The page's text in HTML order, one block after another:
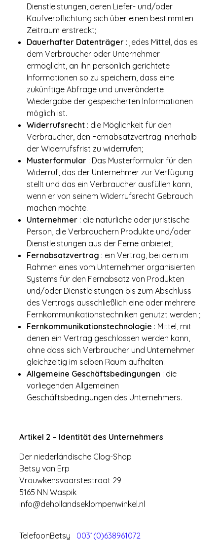
Dienstleistungen, deren Liefer- und/oder
Kaufverpflichtung sich über einen bestimmten
Zeitraum erstreckt;
Dauerhafter Datenträger : jedes Mittel, das es
dem Verbraucher oder Unternehmer
ermöglicht, an ihn persönlich gerichtete
Informationen so zu speichern, dass eine
zukünftige Abfrage und unveränderte
Wiedergabe der gespeicherten Informationen
möglich ist.
Widerrufsrecht : die Möglichkeit für den
Verbraucher, den Fernabsatzvertrag innerhalb
der Widerrufsfrist zu widerrufen;
Musterformular : Das Musterformular für den
Widerruf, das der Unternehmer zur Verfügung
stellt und das ein Verbraucher ausfüllen kann,
wenn er von seinem Widerrufsrecht Gebrauch
machen möchte.
Unternehmer : die natürliche oder juristische
Person, die Verbrauchern Produkte und/oder
Dienstleistungen aus der Ferne anbietet;
Fernabsatzvertrag : ein Vertrag, bei dem im
Rahmen eines vom Unternehmer organisierten
Systems für den Fernabsatz von Produkten
und/oder Dienstleistungen bis zum Abschluss
des Vertrags ausschließlich eine oder mehrere
Fernkommunikationstechniken genutzt werden ;
Fernkommunikationstechnologie : Mittel, mit
denen ein Vertrag geschlossen werden kann,
ohne dass sich Verbraucher und Unternehmer
gleichzeitig im selben Raum aufhalten.
Allgemeine Geschäftsbedingungen : die
vorliegenden Allgemeinen
Geschäftsbedingungen des Unternehmers.
Artikel 2 – Identität des Unternehmers
Der niederländische Clog-Shop
Betsy van Erp
Vrouwkensvaarstestraat 29
5165 NN Waspik
info@dehollandseklompenwinkel.nl
TelefoonBetsy
0031(0)638961072